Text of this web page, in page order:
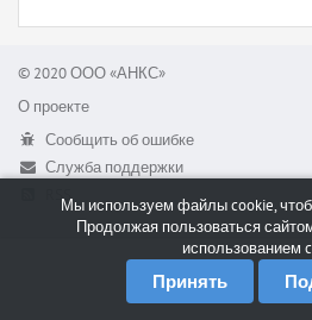
© 2020 ООО «АНКС»
О проекте
Сообщить об ошибке
Служба поддержки
RSS
Мы используем файлы cookie,
Продолжая пользоваться
использованием
Принять